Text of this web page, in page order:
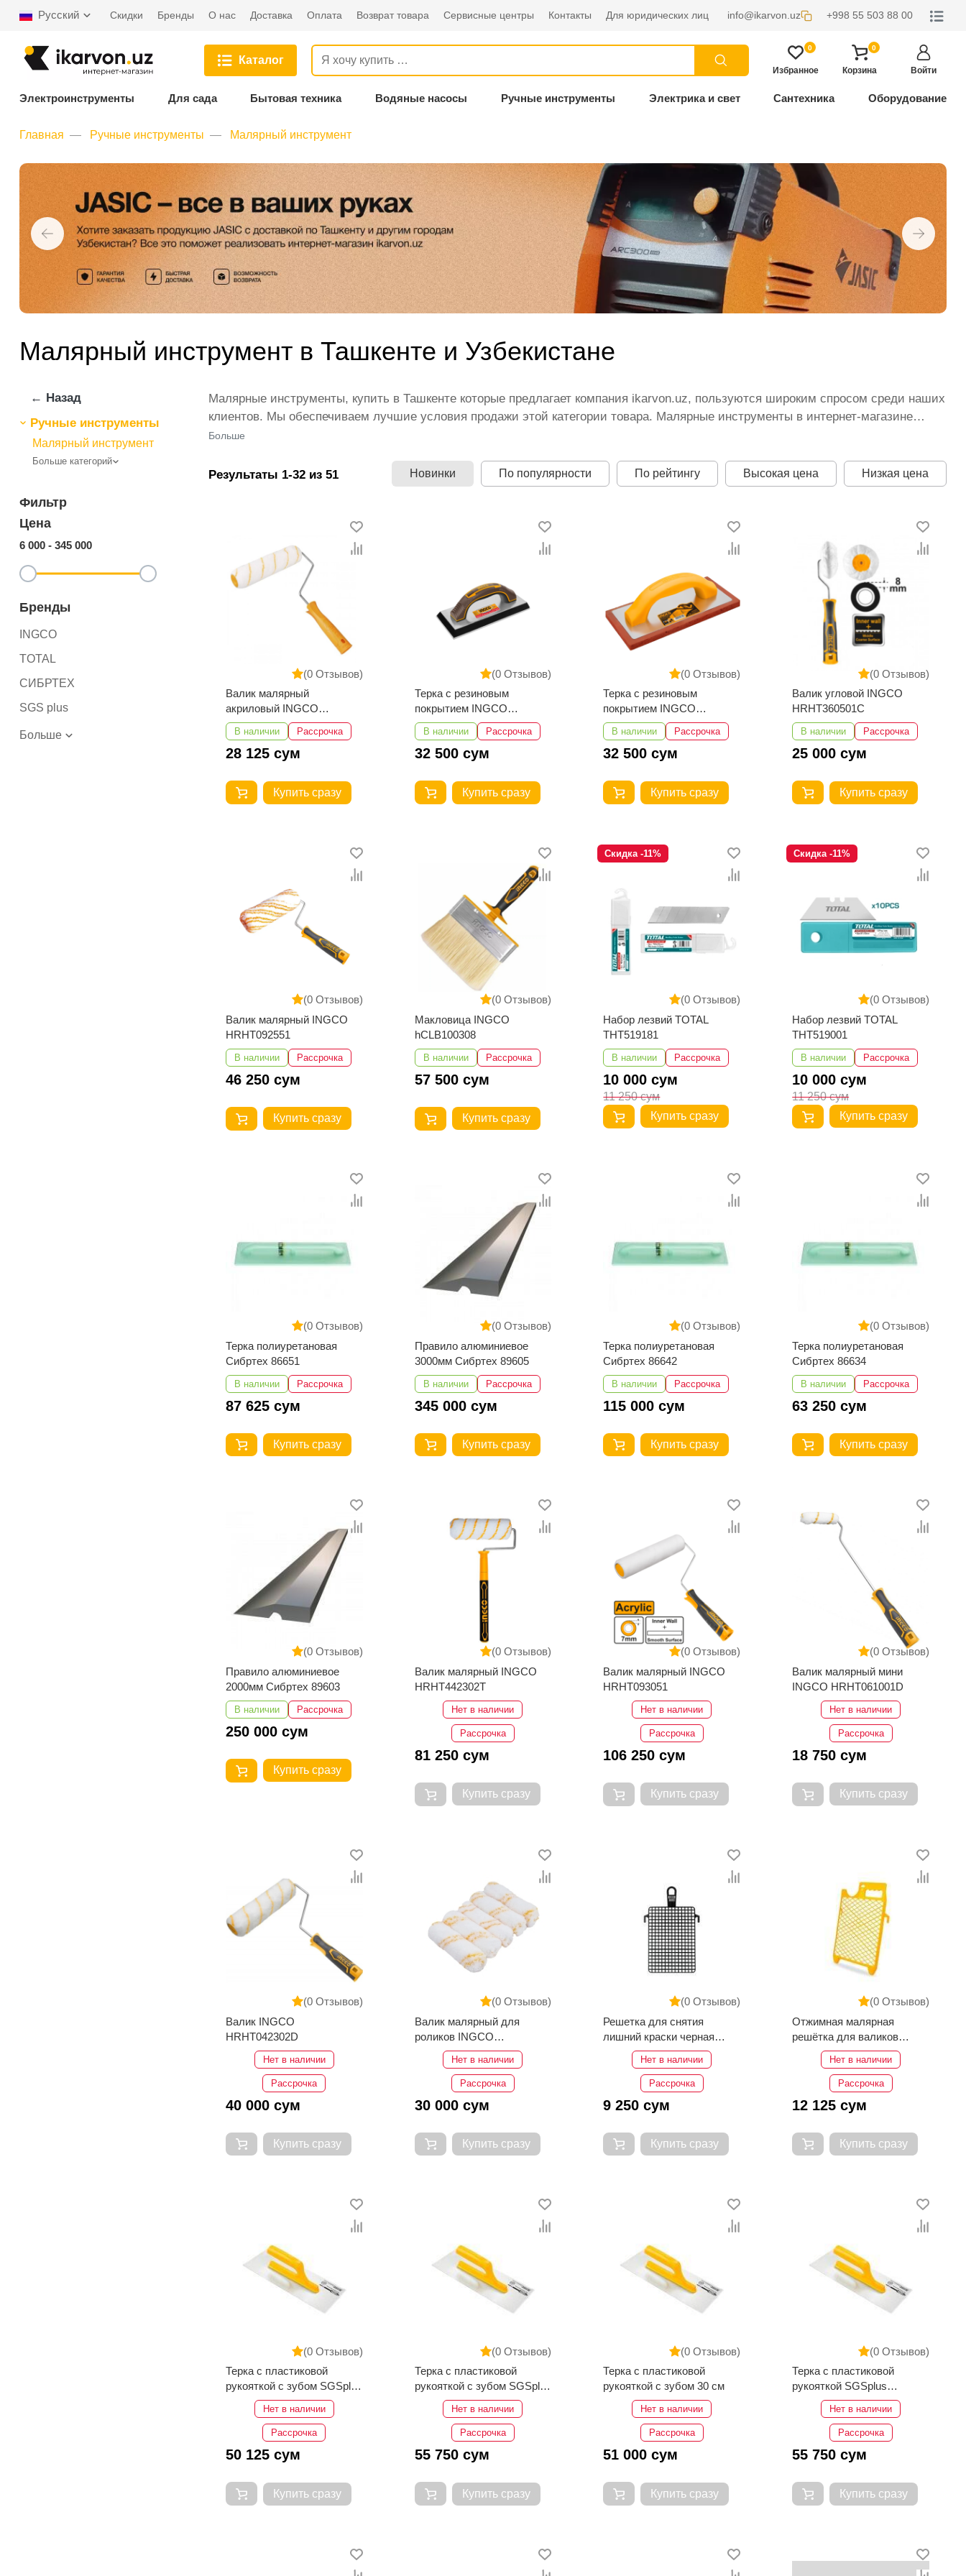
Русский Скидки Бренды О нас Доставка Оплата Возврат товара Сервисные центры Контакты Для юридических лиц info@ikarvon.uz +998 55 503 88 00
Каталог
0
Избранное
0
Корзина Войти
Электроинструменты Для сада Бытовая техника Водяные насосы Ручные инструменты Электрика и свет Сантехника Оборудование
Главная Ручные инструменты Малярный инструмент
Малярный инструмент в Ташкенте и Узбекистане
← Назад
Ручные инструменты
Малярный инструмент
Больше категорий
Фильтр
Цена
6 000 - 345 000
Бренды
INGCO
TOTAL
СИБРТЕХ
SGS plus
Больше
Малярные инструменты, купить в Ташкенте которые предлагает компания ikarvon.uz, пользуются широким спросом среди наших
клиентов. Мы обеспечиваем лучшие условия продажи этой категории товара. Малярные инструменты в интернет-магазине
представлены ведущими производителями и брендами, список которых постоянно расширяется. Мы доставляем товар в любом
ikarvon.uz — это самый широкий диапазон цен. Причем здесь представлена оптимальная цена для каждой позиции из
категории Малярные инструменты.
Больше
Результаты 1-32 из 51 Новинки По популярности По рейтингу Высокая цена Низкая цена
(0 Отзывов)
Валик малярный
акриловый INGCO
HRHT282302
В наличии Рассрочка
28 125 сум
Купить сразу
(0 Отзывов)
Терка с резиновым
покрытием INGCO
HSFR24108
В наличии Рассрочка
32 500 сум
Купить сразу
(0 Отзывов)
Терка с резиновым
покрытием INGCO
HSFR24008
В наличии Рассрочка
32 500 сум
Купить сразу
(0 Отзывов)
Валик угловой INGCO
HRHT360501C
В наличии Рассрочка
25 000 сум
Купить сразу
(0 Отзывов)
Валик малярный INGCO
HRHT092551
В наличии Рассрочка
46 250 сум
Купить сразу
(0 Отзывов)
Макловица INGCO
hCLB100308
В наличии Рассрочка
57 500 сум
Купить сразу
(0 Отзывов)
Скидка -11%
Набор лезвий TOTAL
THT519181
В наличии Рассрочка
10 000 сум
11 250 сум
Купить сразу
(0 Отзывов)
Скидка -11%
Набор лезвий TOTAL
THT519001
В наличии Рассрочка
10 000 сум
11 250 сум
Купить сразу
(0 Отзывов)
Терка полиуретановая
Сибртех 86651
В наличии Рассрочка
87 625 сум
Купить сразу
(0 Отзывов)
Правило алюминиевое
3000мм Сибртех 89605
В наличии Рассрочка
345 000 сум
Купить сразу
(0 Отзывов)
Терка полиуретановая
Сибртех 86642
В наличии Рассрочка
115 000 сум
Купить сразу
(0 Отзывов)
Терка полиуретановая
Сибртех 86634
В наличии Рассрочка
63 250 сум
Купить сразу
(0 Отзывов)
Правило алюминиевое
2000мм Сибртех 89603
В наличии Рассрочка
250 000 сум
Купить сразу
(0 Отзывов)
Валик малярный INGCO
HRHT442302T
Нет в наличии
Рассрочка
81 250 сум
Купить сразу
(0 Отзывов)
Валик малярный INGCO
HRHT093051
Нет в наличии
Рассрочка
106 250 сум
Купить сразу
(0 Отзывов)
Валик малярный мини
INGCO HRHT061001D
Нет в наличии
Рассрочка
18 750 сум
Купить сразу
(0 Отзывов)
Валик INGCO
HRHT042302D
Нет в наличии
Рассрочка
40 000 сум
Купить сразу
(0 Отзывов)
Валик малярный для
роликов INGCO
HRC5610012
Нет в наличии
Рассрочка
30 000 сум
Купить сразу
(0 Отзывов)
Решетка для снятия
лишний краски черная
SGSplus SGS381
Нет в наличии
Рассрочка
9 250 сум
Купить сразу
(0 Отзывов)
Отжимная малярная
решётка для валиков
SGSplus SGS379
Нет в наличии
Рассрочка
12 125 сум
Купить сразу
(0 Отзывов)
Терка c пластиковой
рукояткой с зубом SGSplus
SGS1917 30 см
Нет в наличии
Рассрочка
50 125 сум
Купить сразу
(0 Отзывов)
Терка c пластиковой
рукояткой с зубом SGSplus
SGS1916 35 см
Нет в наличии
Рассрочка
55 750 сум
Купить сразу
(0 Отзывов)
Терка c пластиковой
рукояткой с зубом 30 см
Нет в наличии
Рассрочка
51 000 сум
Купить сразу
(0 Отзывов)
Терка c пластиковой
рукояткой SGSplus
SGS1911 30 см
Нет в наличии
Рассрочка
55 750 сум
Купить сразу